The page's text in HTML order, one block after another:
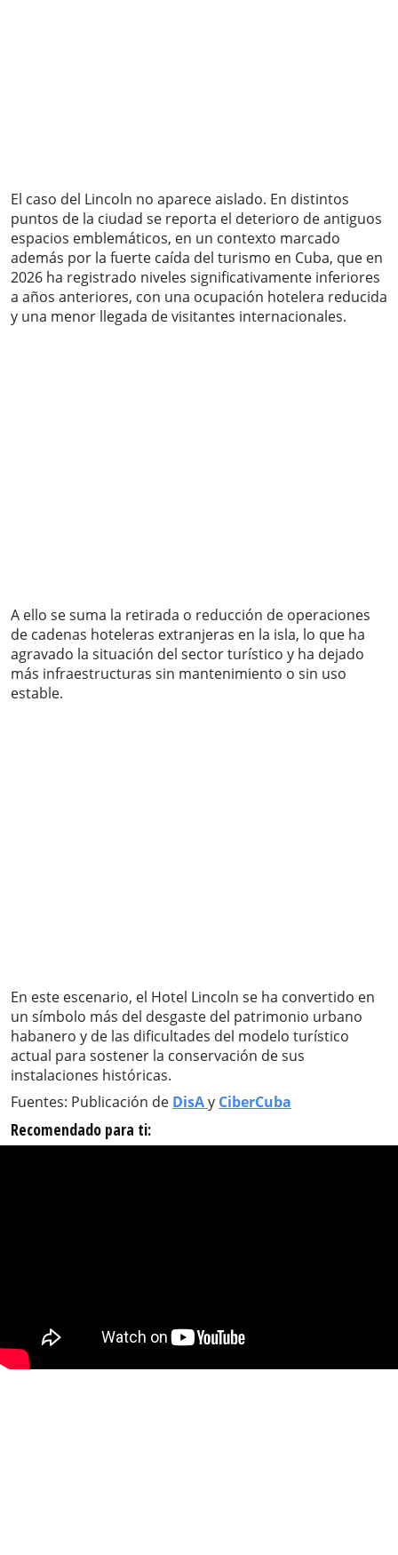
El caso del Lincoln no aparece aislado. En distintos
puntos de la ciudad se reporta el deterioro de antiguos
espacios emblemáticos, en un contexto marcado
además por la fuerte caída del turismo en Cuba, que en
2026 ha registrado niveles significativamente inferiores
a años anteriores, con una ocupación hotelera reducida
y una menor llegada de visitantes internacionales.
A ello se suma la retirada o reducción de operaciones
de cadenas hoteleras extranjeras en la isla, lo que ha
agravado la situación del sector turístico y ha dejado
más infraestructuras sin mantenimiento o sin uso
estable.
En este escenario, el Hotel Lincoln se ha convertido en
un símbolo más del desgaste del patrimonio urbano
habanero y de las dificultades del modelo turístico
actual para sostener la conservación de sus
instalaciones históricas.
Fuentes: Publicación de DisAy CiberCuba
Recomendado para ti: